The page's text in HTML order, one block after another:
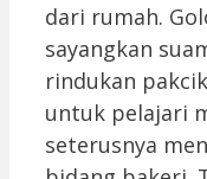
dari rumah.
sayangkan
rindukan
untuk pelajari
seterusnya